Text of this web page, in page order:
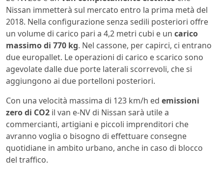
Nissan immetterà sul mercato entro la prima metà del
2018. Nella configurazione senza sedili posteriori offre
un volume di carico pari a 4,2 metri cubi e un carico
massimo di 770 kg. Nel cassone, per capirci, ci entrano
due europallet. Le operazioni di carico e scarico sono
agevolate dalle due porte laterali scorrevoli, che si
aggiungono ai due portelloni posteriori.
Con una velocità massima di 123 km/h ed emissioni
zero di CO2 il van e-NV di Nissan sarà utile a
commercianti, artigiani e piccoli imprenditori che
avranno voglia o bisogno di effettuare consegne
quotidiane in ambito urbano, anche in caso di blocco
del traffico.